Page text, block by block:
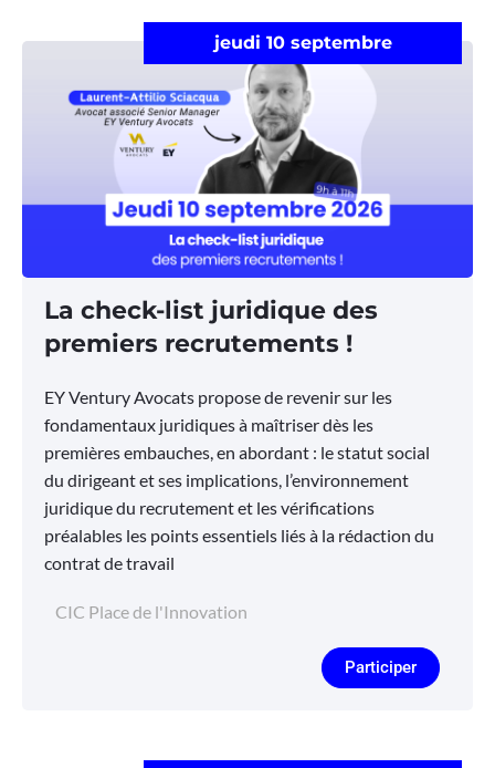
jeudi 10 septembre
La check-list juridique des
premiers recrutements !
EY Ventury Avocats propose de revenir sur les
fondamentaux juridiques à maîtriser dès les
premières embauches, en abordant : le statut social
du dirigeant et ses implications, l’environnement
juridique du recrutement et les vérifications
préalables les points essentiels liés à la rédaction du
contrat de travail
CIC Place de l'Innovation
Participer